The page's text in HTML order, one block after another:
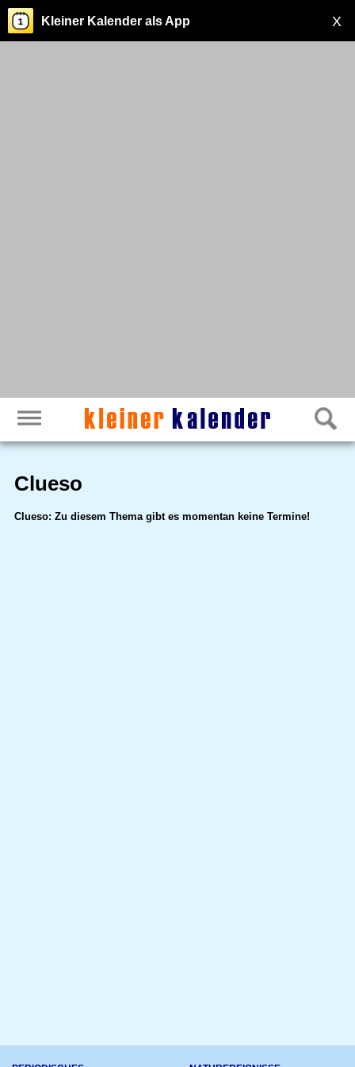
X
Kleiner Kalender als App
Clueso
Clueso: Zu diesem Thema gibt es momentan keine Termine!